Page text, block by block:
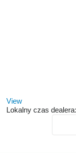
View
Lokalny czas